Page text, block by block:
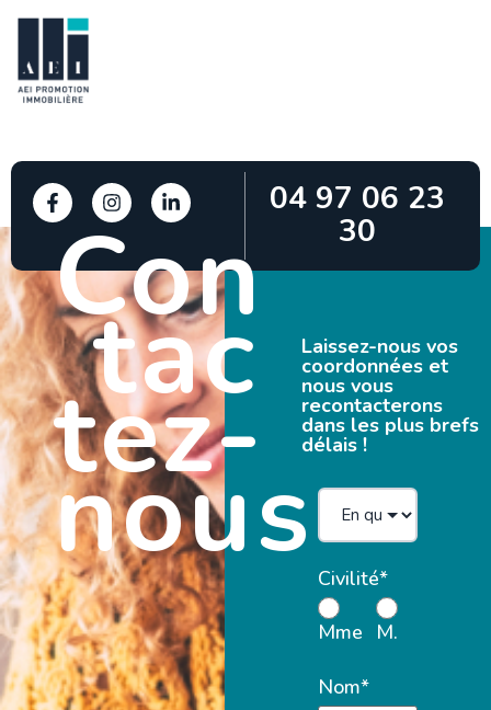
04 97 06 23
30
Con
tac
tez-
nous
Laissez-nous vos
coordonnées et
nous vous
recontacterons
dans les plus brefs
délais !
Civilité*
Mme M.
Nom*